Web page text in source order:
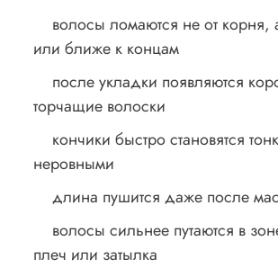
волосы ломаются не от
или ближе к концам
после укладки появляются
торчащие волоски
кончики быстро становятся
неровными
длина пушится даже после
волосы сильнее путаются в
плеч или затылка